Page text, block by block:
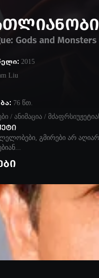
Gods and Monsters
2015
Liu
76 წთ.
/ ანიმაცია/
გმირები არ